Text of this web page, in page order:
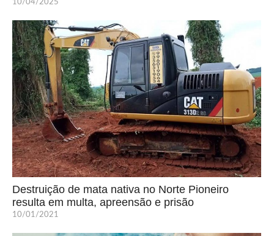
10/04/2025
Destruição de mata nativa no Norte Pioneiro
resulta em multa, apreensão e prisão
10/01/2021